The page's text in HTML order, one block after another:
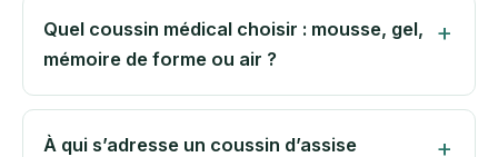
Quel coussin médical choisir : mousse, gel,
mémoire de forme ou air ?
À qui s’adresse un coussin d’assise